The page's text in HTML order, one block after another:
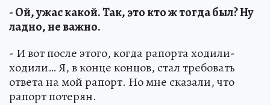
- Ой, ужас какой. Так, это кто ж тогда был? Ну
ладно, не важно.
- И вот после этого, когда рапорта ходили-
ходили… Я, в конце концов, стал требовать
ответа на мой рапорт. Но мне сказали, что
рапорт потерян.